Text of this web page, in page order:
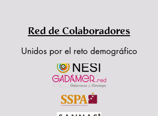
Red de Colaboradores
Unidos por el reto demográfico